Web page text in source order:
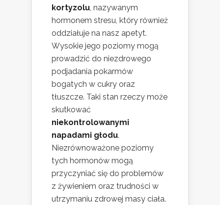
kortyzolu , nazywanym
hormonem stresu, który również
oddziałuje na nasz apetyt.
Wysokie jego poziomy mogą
prowadzić do niezdrowego
podjadania pokarmów
bogatych w cukry oraz
tłuszcze. Taki stan rzeczy może
skutkować
niekontrolowanymi
napadami głodu.
Niezrównoważone poziomy
tych hormonów mogą
przyczyniać się do problemów
z żywieniem oraz trudności w
utrzymaniu zdrowej masy ciała.